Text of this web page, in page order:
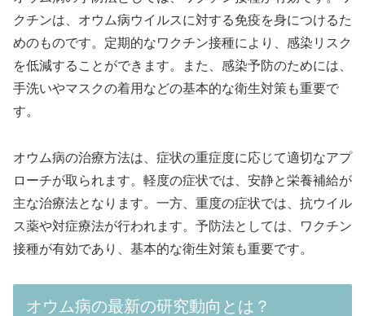
クチンは、オウム病ウイルスに対する免疫を身につけるた
めのものです。定期的なワクチン接種により、感染リスク
を低減することができます。また、感染予防のためには、
手洗いやマスクの着用などの基本的な衛生対策も重要で
す。
オウム病の治療方法は、症状の重症度に応じて適切なアプ
ローチが取られます。軽度の症状では、安静と栄養補給が
主な治療法となります。一方、重度の症状では、抗ウイル
ス薬や対症療法が行われます。予防法としては、ワクチン
接種が有効であり、基本的な衛生対策も重要です。
オウム病の最新の研究動向とは？